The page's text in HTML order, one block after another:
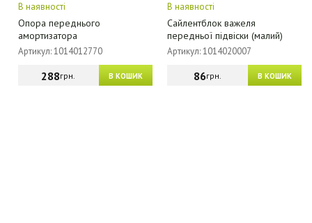
В наявності
Опора переднього
амортизатора
Артикул: 1014012770
В КОШИК
288грн.
В наявності
Сайлентблок важеля
передньої підвіски (малий)
Артикул: 1014020007
В КОШИК
86грн.